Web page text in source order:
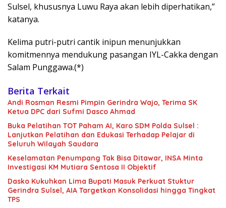
Sulsel, khususnya Luwu Raya akan lebih diperhatikan,”
katanya.
Kelima putri-putri cantik inipun menunjukkan
komitmennya mendukung pasangan IYL-Cakka dengan
Salam Punggawa.(*)
Berita Terkait
Andi Rosman Resmi Pimpin Gerindra Wajo, Terima SK
Ketua DPC dari Sufmi Dasco Ahmad
Buka Pelatihan TOT Paham AI, Karo SDM Polda Sulsel :
Lanjutkan Pelatihan dan Edukasi Terhadap Pelajar di
Seluruh Wilayah Saudara
Keselamatan Penumpang Tak Bisa Ditawar, INSA Minta
Investigasi KM Mutiara Sentosa II Objektif
Dasko Kukuhkan Lima Bupati Masuk Perkuat Stuktur
Gerindra Sulsel, AIA Targetkan Konsolidasi hingga Tingkat
TPS